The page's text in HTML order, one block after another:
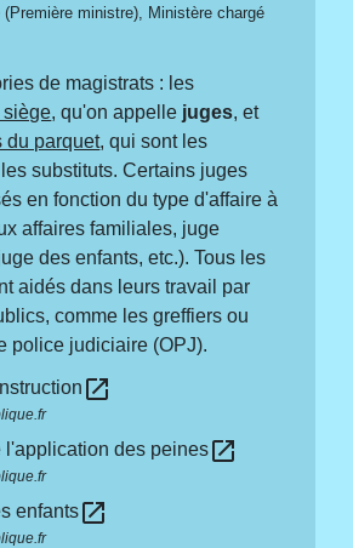
ministre), Ministère chargé
de magistrats : les
siège, qu'on appelle juges, et
du parquet, qui sont les
substituts. Certains juges
en fonction du type d'affaire à
affaires familiales, juge
des enfants, etc.). Tous les
aidés dans leurs travail par
comme les greffiers ou
police judiciaire (OPJ).
open_in_new
l'application des peinesopen_in_new
enfantsopen_in_new